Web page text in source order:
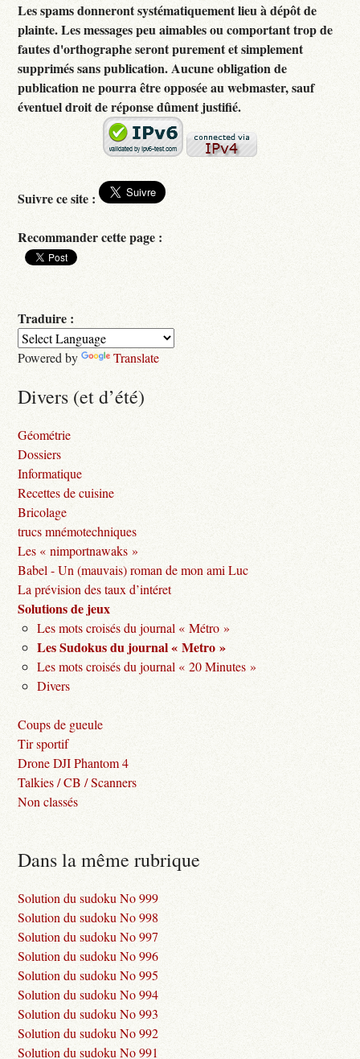
Les spams donneront systématiquement lieu à dépôt de
plainte. Les messages peu aimables ou comportant trop de
fautes d'orthographe seront purement et simplement
supprimés sans publication. Aucune obligation de
publication ne pourra être opposée au webmaster, sauf
éventuel droit de réponse dûment justifié.
Suivre ce site :
Recommander cette page :
Traduire :
Powered by Translate
Divers (et d’été)
Géométrie
Dossiers
Informatique
Recettes de cuisine
Bricolage
trucs mnémotechniques
Les « nimportnawaks »
Babel - Un (mauvais) roman de mon ami Luc
La prévision des taux d’intéret
Solutions de jeux
Les mots croisés du journal « Métro »
Les Sudokus du journal « Metro »
Les mots croisés du journal « 20 Minutes »
Divers
Coups de gueule
Tir sportif
Drone DJI Phantom 4
Talkies / CB / Scanners
Non classés
Dans la même rubrique
Solution du sudoku No 999
Solution du sudoku No 998
Solution du sudoku No 997
Solution du sudoku No 996
Solution du sudoku No 995
Solution du sudoku No 994
Solution du sudoku No 993
Solution du sudoku No 992
Solution du sudoku No 991